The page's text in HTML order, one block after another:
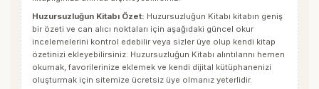
Huzursuzluğun Kitabı Özet: Huzursuzluğun Kitabı kitabın geniş
bir özeti ve can alıcı noktaları için aşağıdaki güncel okur
incelemelerini kontrol edebilir veya sizler üye olup kendi kitap
özetinizi ekleyebilirsiniz. Huzursuzluğun Kitabı alıntılarını hemen
okumak, favorilerinize eklemek ve kendi dijital kütüphanenizi
oluşturmak için sitemize ücretsiz üye olmanız yeterlidir.